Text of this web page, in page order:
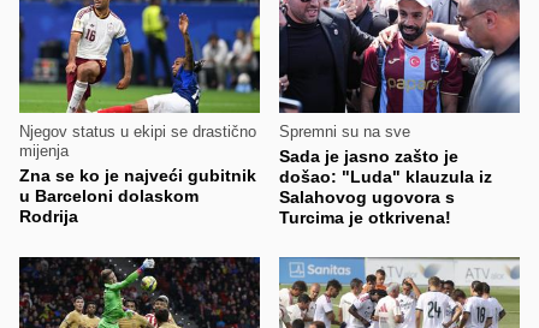
Njegov status u ekipi se drastično
mijenja
Zna se ko je najveći gubitnik
u Barceloni dolaskom
Rodrija
Spremni su na sve
Sada je jasno zašto je
došao: "Luda" klauzula iz
Salahovog ugovora s
Turcima je otkrivena!